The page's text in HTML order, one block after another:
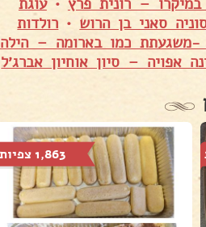
סאני בן הרוש • רולדות
-משגעתת כמו בארומה – הילה
אפויה – סיון אוחיון אברג׳ל
1,863 צפיות